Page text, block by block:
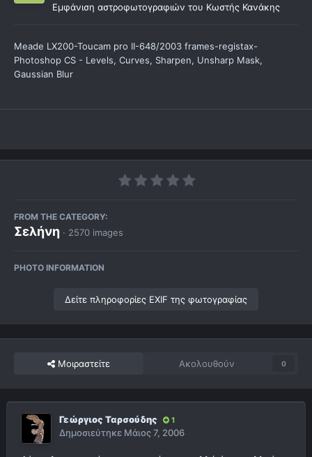
Εμφάνιση αστροφωτογραφιών του Κωστής Κανάκης
Meade LX200-Toucam pro II-648/2003 frames-registax-
Photoshop CS - Levels, Curves, Sharpen, Unsharp Mask,
Gaussian Blur
FROM THE CATEGORY:
Σελήνη · 2570 images
PHOTO INFORMATION
Δείτε πληροφορίες EXIF της φωτογραφίας
Μοιραστείτε Ακολουθούν 0
Γεώργιος Ταρσούδης 1
Δημοσιεύτηκε Μάιος 7, 2006